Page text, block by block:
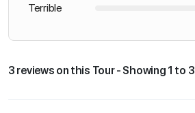
Terrible
3 reviews on this Tour - Showing 1 to 3